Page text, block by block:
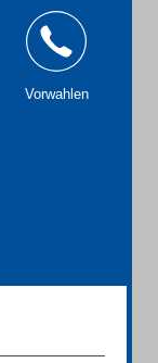
Vorwahlen